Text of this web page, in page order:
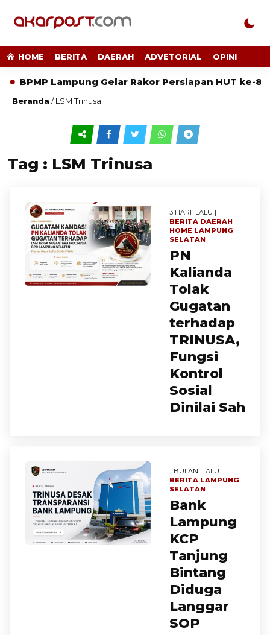
HOME BERITA DAERAH ADVETORIAL OPINI
Lampung Gelar Rakor Persiapan HUT ke-81 RI
Beranda /LSM Trinusa
Tag : LSM Trinusa
3 HARI LALU |
BERITA DAERAH
HOME LAMPUNG
SELATAN
PN
Kalianda
Tolak
Gugatan
terhadap
TRINUSA,
Fungsi
Kontrol
Sosial
Dinilai Sah
1 BULAN LALU |
BERITA LAMPUNG
SELATAN
Bank
Lampung
KCP
Tanjung
Bintang
Diduga
Langgar
SOP